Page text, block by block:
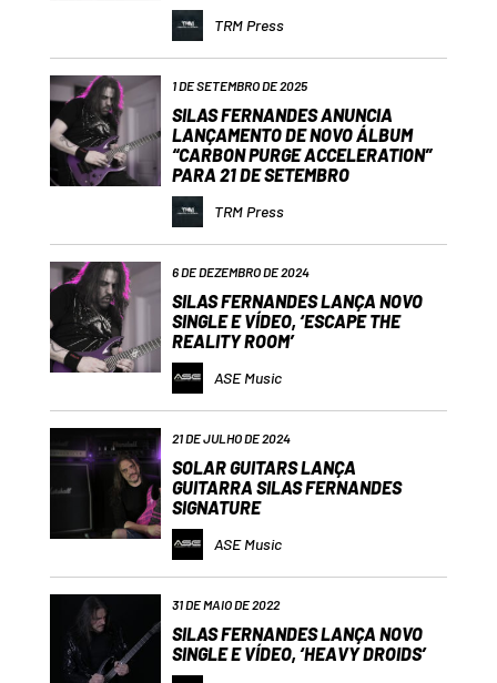
TRM Press
1 DE SETEMBRO DE 2025
SILAS FERNANDES ANUNCIA
LANÇAMENTO DE NOVO ÁLBUM
“CARBON PURGE ACCELERATION”
PARA 21 DE SETEMBRO
TRM Press
6 DE DEZEMBRO DE 2024
SILAS FERNANDES LANÇA NOVO
SINGLE E VÍDEO, ‘ESCAPE THE
REALITY ROOM’
ASE Music
21 DE JULHO DE 2024
SOLAR GUITARS LANÇA
GUITARRA SILAS FERNANDES
SIGNATURE
ASE Music
31 DE MAIO DE 2022
SILAS FERNANDES LANÇA NOVO
SINGLE E VÍDEO, ‘HEAVY DROIDS’